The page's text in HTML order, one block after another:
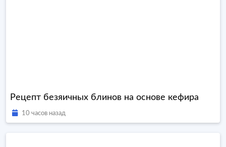
Рецепт безяичных блинов на основе кефира
10 часов назад